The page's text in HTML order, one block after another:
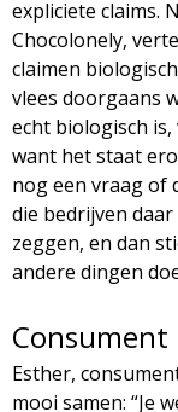
expliciete claims.
Chocolonely,
claimen
vlees doorgaans
echt biologisch
want het staat
nog een vraag of
die bedrijven
zeggen, en dan
andere dingen
Consument
Esther,
mooi samen: “Je